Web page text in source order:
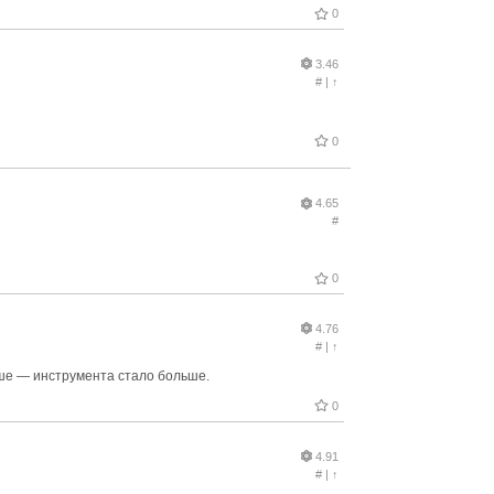
0
3.46
#| ↑
0
4.65
#
0
4.76
#| ↑
— инструмента стало больше.
0
4.91
#| ↑